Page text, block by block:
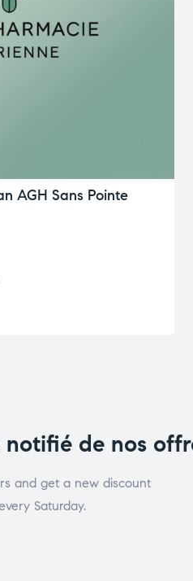
AGH Sans Pointe
de nos
and get a new discount
Saturday.